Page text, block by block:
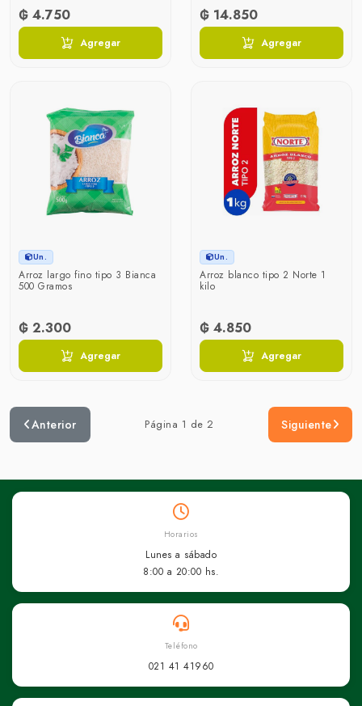
₲ 4.750
Agregar
₲ 14.850
Agregar
Un.
Arroz largo fino tipo 3 Bianca
500 Gramos
₲ 2.300
Agregar
Un.
Arroz blanco tipo 2 Norte 1
kilo
₲ 4.850
Agregar
Anterior Página 1 de 2 Siguiente
Horarios
Lunes a sábado
8:00 a 20:00 hs.
Teléfono
021 41 41960